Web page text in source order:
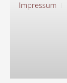
Impressum